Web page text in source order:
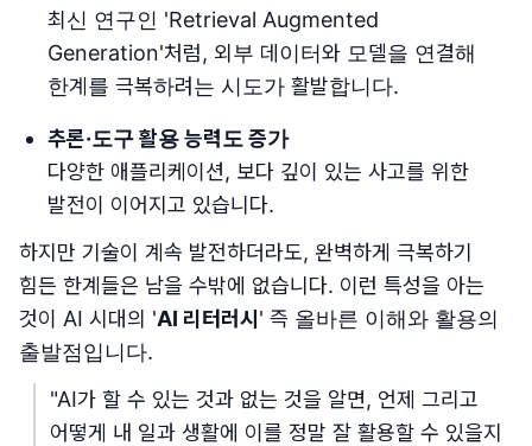
최신 연구인 'Retrieval Augmented
Generation'처럼, 외부 데이터와 모델을 연결해
한계를 극복하려는 시도가 활발합니다.
추론·도구 활용 능력도 증가
다양한 애플리케이션, 보다 깊이 있는 사고를 위한
발전이 이어지고 있습니다.
하지만 기술이 계속 발전하더라도, 완벽하게 극복하기
힘든 한계들은 남을 수밖에 없습니다. 이런 특성을 아는
것이 AI 시대의 'AI 리터러시 ' 즉 올바른 이해와 활용의
출발점입니다.
"AI가 할 수 있는 것과 없는 것을 알면, 언제 그리고
어떻게 내 일과 생활에 이를 정말 잘 활용할 수 있을지